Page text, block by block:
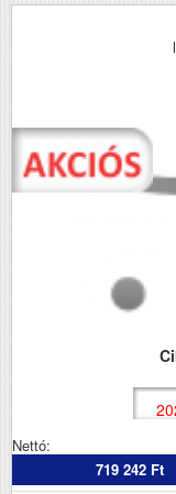
Nettó:
719 242 Ft